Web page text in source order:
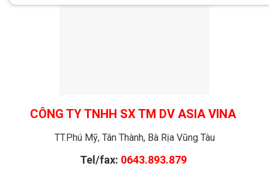
CÔNG TY TNHH SX TM DV ASIA VINA
TT.Phú Mỹ, Tân Thành, Bà Rịa Vũng Tàu
Tel/fax: 0643.893.879